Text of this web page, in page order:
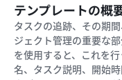
テンプレートの概
タスクの追跡、その期
ジェクト管理の重要な
を使用すると、これを
名、タスク説明、開始